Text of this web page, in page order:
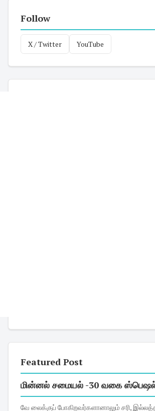
Follow
X / Twitter YouTube
Featured Post
மின்னல் சமையல் -30 வகை ஸ்பெஷல்
வே லைக்குப் போகிறவர்களானாலும் சரி, இல்லத்தரசிகளானாலும்